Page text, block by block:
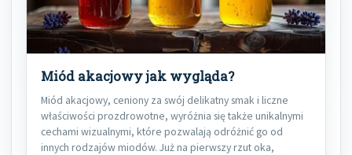
Miód akacjowy jak wygląda?
Miód akacjowy, ceniony za swój delikatny smak i liczne
właściwości prozdrowotne, wyróżnia się także unikalnymi
cechami wizualnymi, które pozwalają odróżnić go od
innych rodzajów miodów. Już na pierwszy rzut oka,